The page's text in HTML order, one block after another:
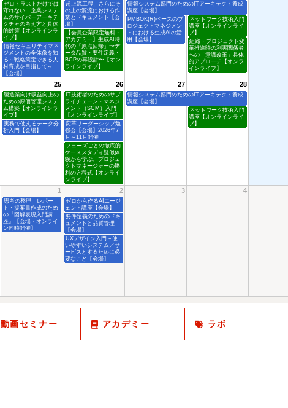
25 26 27 28
1 2 3 4
情報システム部門のためのITアーキテクト養成
講座【会場】
ゼロトラストだけでは
守れない：企業システ
ムのサイバーアーキテ
クチャの考え方と具体
的対策【オンラインラ
イブ】
超上流工程、さらにそ
の上の源流における作
業とドキュメント【会
場】
情報セキュリティマネ
ジメントの全体像を知
る～戦略策定できる人
材育成を目指して～
【会場】
【会員企業限定無料・
アカデミー】生成AI時
代の「原点回帰」〜デ
ータ品質・要件定義・
BCPの再設計〜【オン
ラインライブ】
PMBOK(R)ベースのプ
ロジェクトマネジメン
トにおける生成AIの活
用【会場】
ネットワーク技術入門
講座【オンラインライ
ブ】
組織・プロジェクト変
革推進時の利害関係者
への「意識改革」具体
的アプローチ【オンラ
インライブ】
情報システム部門のためのITアーキテクト養成
講座【会場】
製造業向け収益向上の
ための原価管理システ
ム構築【オンラインラ
イブ】
IT技術者のためのサプ
ライチェーン・マネジ
メント（SCM）入門
【オンラインライブ】
実務で使えるデータ分
析入門【会場】
変革リーダーシップ勉
強会【会場】2026年7
月～11月開催
ネットワーク技術入門
講座【オンラインライ
ブ】
フェーズごとの徹底的
ケーススタディ疑似体
験から学ぶ、プロジェ
クトマネージャーの勝
利の方程式【オンライ
ンライブ】
思考の整理、レポー
ト・提案書作成のため
の『図解表現入門講
座』【会場・オンライ
ン同時開催】
ゼロから作るAIエージ
ェント講座【会場】
要件定義のためのドキ
ュメントと品質管理
【会場】
UXデザイン入門～使
いやすいシステム／サ
ービスとするために必
要なこと【会場】
動画セミナー アカデミー ラボ